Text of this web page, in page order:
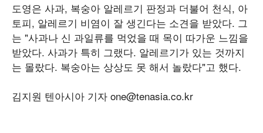
도영은 사과, 복숭아 알레르기 판정과 더불어 천식, 아
토피, 알레르기 비염이 잘 생긴다는 소견을 받았다. 그
는 "사과나 신 과일류를 먹었을 때 목이 따가운 느낌을
받았다. 사과가 특히 그랬다. 알레르기가 있는 것까지
는 몰랐다. 복숭아는 상상도 못 해서 놀랐다"고 했다.
김지원 텐아시아 기자 one@tenasia.co.kr